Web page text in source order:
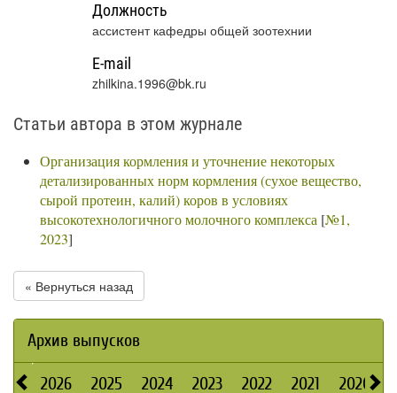
Должность
ассистент кафедры общей зоотехнии
E-mail
zhilkina.1996@bk.ru
Статьи автора в этом журнале
Организация кормления и уточнение некоторых
детализированных норм кормления (сухое вещество,
сырой протеин, калий) коров в условиях
высокотехнологичного молочного комплекса [№1,
2023]
« Вернуться назад
Архив выпусков
2026 2025 2024 2023 2022 2021 2020